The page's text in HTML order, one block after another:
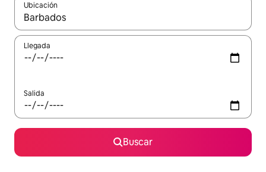
Ubicación
Cuando los resultados estén disponibles, navega con las
Llegada
Salida
Buscar